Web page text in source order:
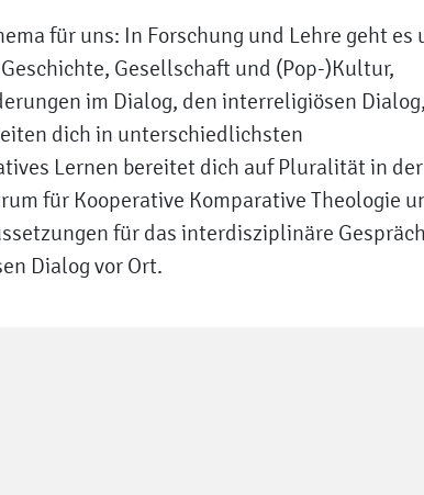
für uns: In Forschung und Lehre geht es
Gesellschaft und (Pop-)Kultur,
im Dialog, den interreligiösen Dialog,
dich in unterschiedlichsten
Lernen bereitet dich auf Pluralität in der
für Kooperative Komparative Theologie
für das interdisziplinäre
Dialog vor Ort.